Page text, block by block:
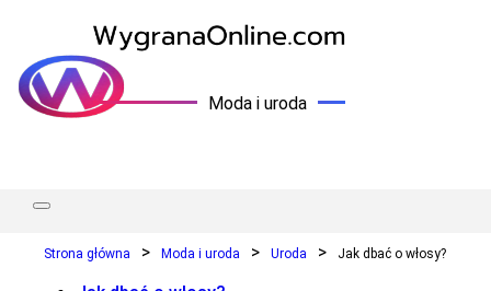
Moda i uroda
Strona główna Moda i uroda Uroda Jak dbać o włosy?